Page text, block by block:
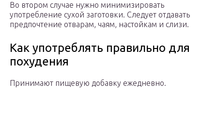
Во втором случае нужно минимизировать
употребление сухой заготовки. Следует отдавать
предпочтение отварам, чаям, настойкам и слизи.
Как употреблять правильно для
похудения
Принимают пищевую добавку ежедневно.